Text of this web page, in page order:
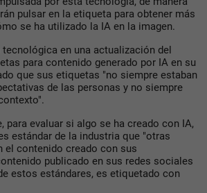
pulsar en la etiqueta para obtener más
se ha utilizado la IA en la imagen.
en una actualización del
para contenido generado por IA en su
que sus etiquetas "no siempre estaban
de las personas y no siempre
para evaluar si algo se ha creado con IA,
estándar de la industria que "otras
el contenido creado con sus
publicado en sus redes sociales
estos estándares, es etiquetado con